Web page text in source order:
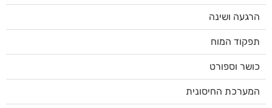
הרגעה ושינה
תפקוד המוח
כושר וספורט
המערכת החיסונית